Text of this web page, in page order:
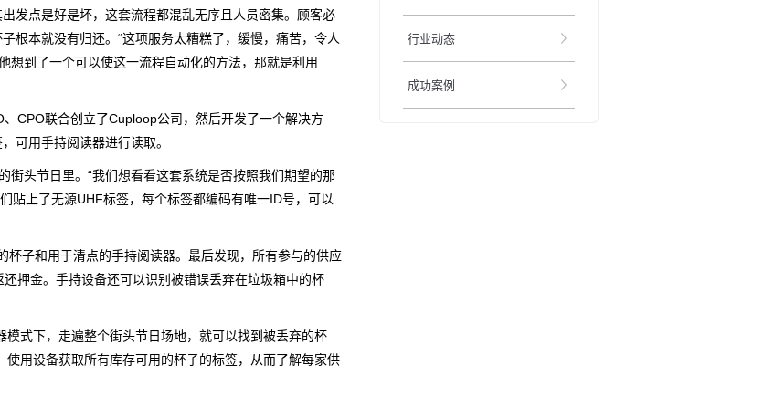
发点是好是坏，这套流程都混乱无序且人员密集。顾客必
根本就没有归还。“这项服务太糟糕了，缓慢，痛苦，令人
想到了一个可以使这一流程自动化的方法，那就是利用
CPO联合创立了Cuploop公司，然后开发了一个解决方
可用手持阅读器进行读取。
街头节日里。“我们想看看这套系统是否按照我们期望的那
贴上了无源UHF标签，每个标签都编码有唯一ID号，可以
子和用于清点的手持阅读器。最后发现，所有参与的供应
押金。手持设备还可以识别被错误丢弃在垃圾箱中的杯
式下，走遍整个街头节日场地，就可以找到被丢弃的杯
用设备获取所有库存可用的杯子的标签，从而了解每家供
行业动态
成功案例